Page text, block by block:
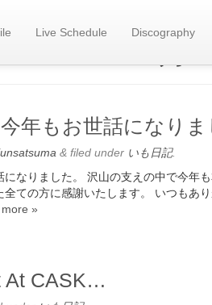
Live Schedule Discography
年もお世話になりま
& filed under いも日記.
なりました。 沢山の支えの中で今年
全ての方に感謝いたします。 いつもあ
»
At CASK…